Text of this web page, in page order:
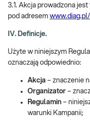
3.1. Akcja prowadzona
pod adresem
IV. Definicje.
Użyte w niniejszym
oznaczają odpowiednio:
Akcja – znaczenie
Organizator –
Regulamin –
warunki Kampanii;